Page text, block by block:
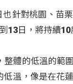
針對桃園、苗
13日，將持續10
體的低溫的範
溫，像是在花